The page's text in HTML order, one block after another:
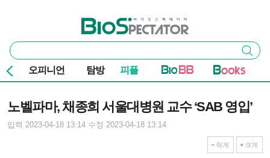
바이오스펙테이터
통
합
검
색
검색
오피니언 탐방 피플
노벨파마, 채종희 서울대병원 교수 ‘SAB 영입’
입력 2023-04-18 13:14 수정 2023-04-18 13:14
작게 크게